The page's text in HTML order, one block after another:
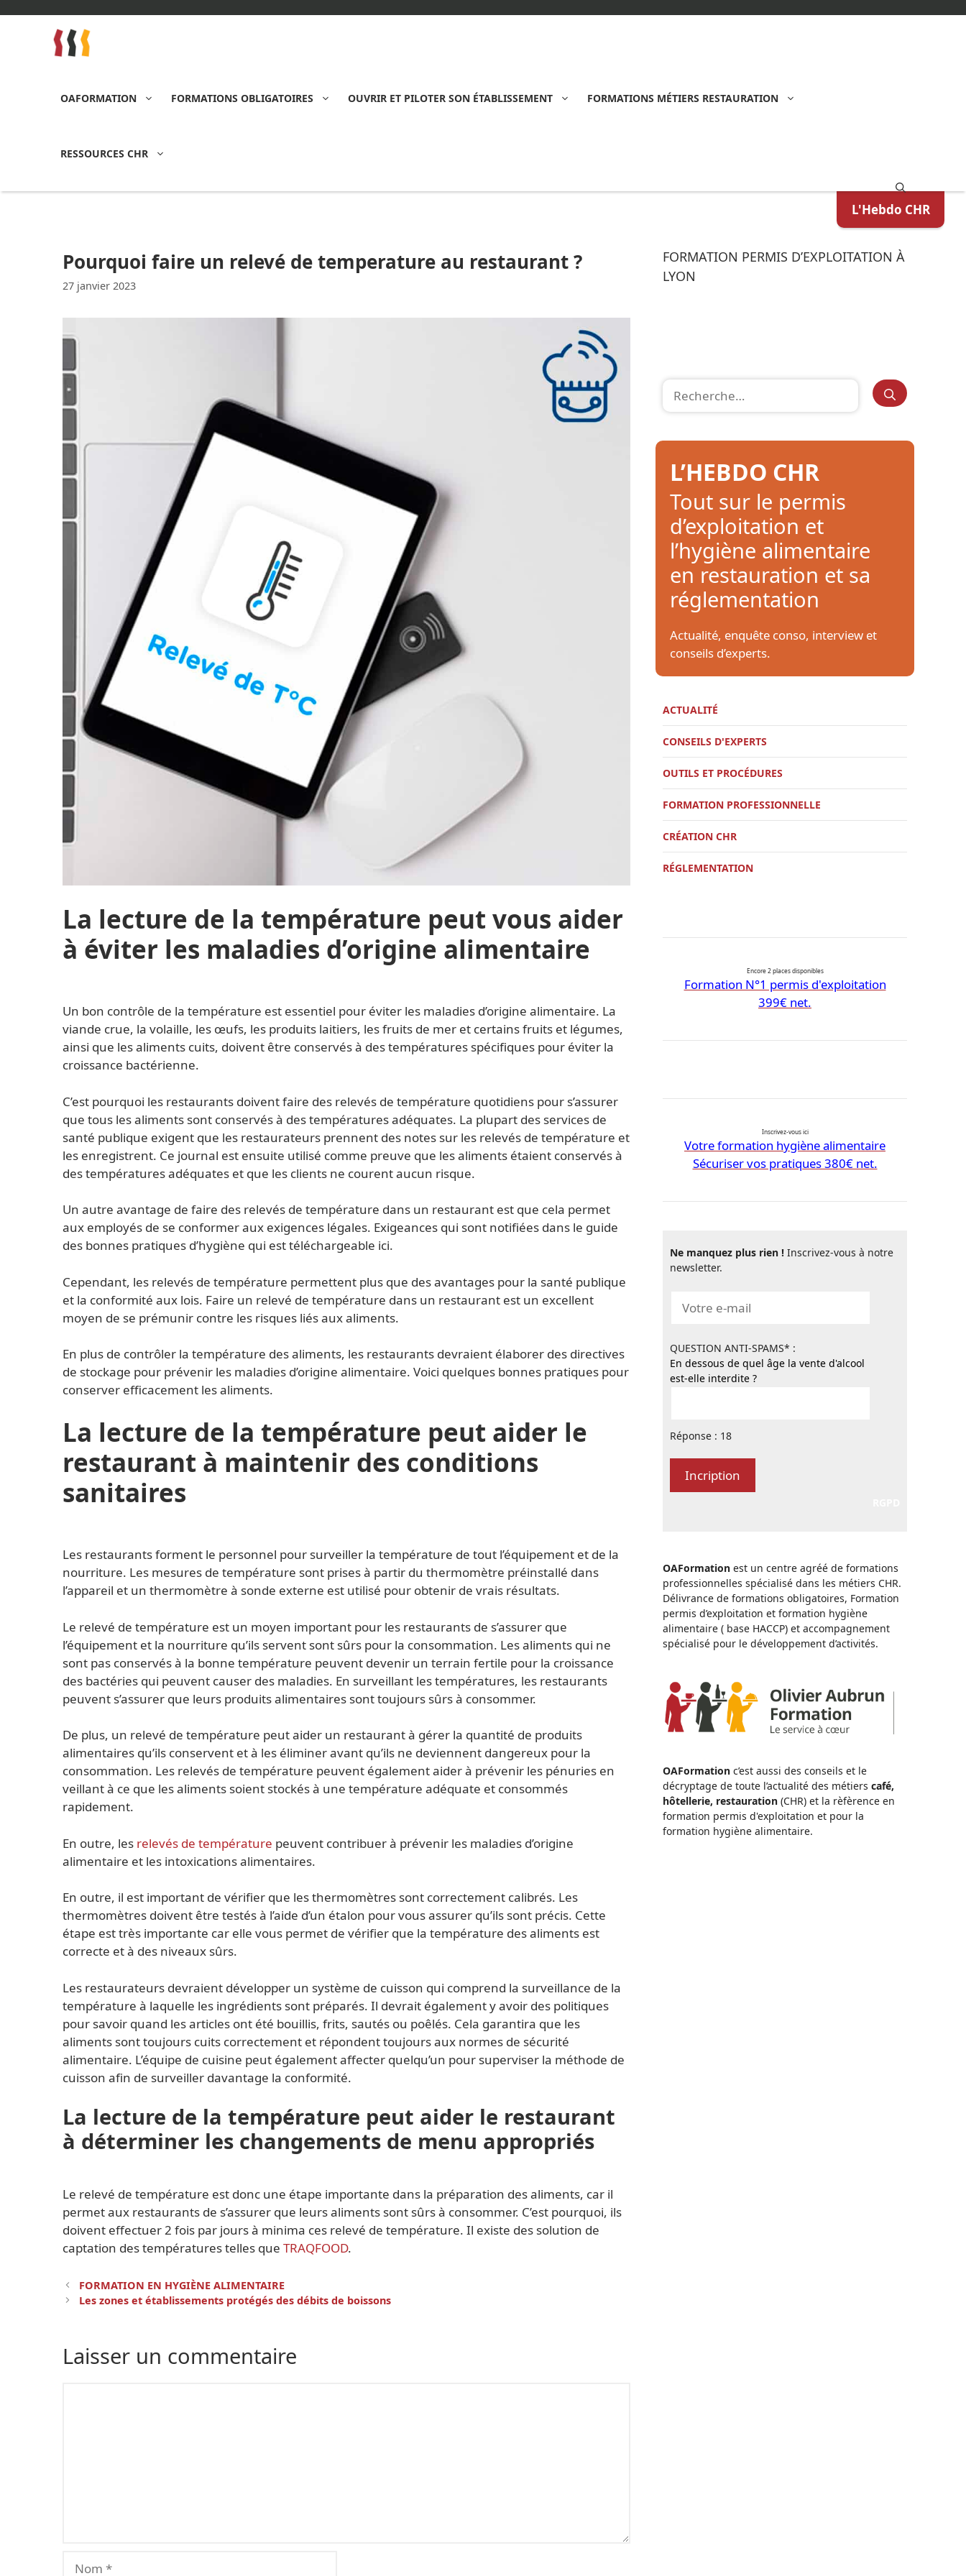
OAFORMATION FORMATIONS OBLIGATOIRES OUVRIR ET PILOTER SON ÉTABLISSEMENT FORMATIONS MÉTIERS RESTAURATION
RESSOURCES CHR
L'Hebdo CHR
Pourquoi faire un relevé de temperature au restaurant ?
27 janvier 2023
La lecture de la température peut vous aider
à éviter les maladies d’origine alimentaire
Un bon contrôle de la température est essentiel pour éviter les maladies d’origine alimentaire. La
viande crue, la volaille, les œufs, les produits laitiers, les fruits de mer et certains fruits et légumes,
ainsi que les aliments cuits, doivent être conservés à des températures spécifiques pour éviter la
croissance bactérienne.
C’est pourquoi les restaurants doivent faire des relevés de température quotidiens pour s’assurer
que tous les aliments sont conservés à des températures adéquates. La plupart des services de
santé publique exigent que les restaurateurs prennent des notes sur les relevés de température et
les enregistrent. Ce journal est ensuite utilisé comme preuve que les aliments étaient conservés à
des températures adéquates et que les clients ne courent aucun risque.
Un autre avantage de faire des relevés de température dans un restaurant est que cela permet
aux employés de se conformer aux exigences légales. Exigeances qui sont notifiées dans le guide
des bonnes pratiques d’hygiène qui est téléchargeable ici.
Cependant, les relevés de température permettent plus que des avantages pour la santé publique
et la conformité aux lois. Faire un relevé de température dans un restaurant est un excellent
moyen de se prémunir contre les risques liés aux aliments.
En plus de contrôler la température des aliments, les restaurants devraient élaborer des directives
de stockage pour prévenir les maladies d’origine alimentaire. Voici quelques bonnes pratiques pour
conserver efficacement les aliments.
La lecture de la température peut aider le
restaurant à maintenir des conditions
sanitaires
Les restaurants forment le personnel pour surveiller la température de tout l’équipement et de la
nourriture. Les mesures de température sont prises à partir du thermomètre préinstallé dans
l’appareil et un thermomètre à sonde externe est utilisé pour obtenir de vrais résultats.
Le relevé de température est un moyen important pour les restaurants de s’assurer que
l’équipement et la nourriture qu’ils servent sont sûrs pour la consommation. Les aliments qui ne
sont pas conservés à la bonne température peuvent devenir un terrain fertile pour la croissance
des bactéries qui peuvent causer des maladies. En surveillant les températures, les restaurants
peuvent s’assurer que leurs produits alimentaires sont toujours sûrs à consommer.
De plus, un relevé de température peut aider un restaurant à gérer la quantité de produits
alimentaires qu’ils conservent et à les éliminer avant qu’ils ne deviennent dangereux pour la
consommation. Les relevés de température peuvent également aider à prévenir les pénuries en
veillant à ce que les aliments soient stockés à une température adéquate et consommés
rapidement.
En outre, les relevés de température peuvent contribuer à prévenir les maladies d’origine
alimentaire et les intoxications alimentaires.
En outre, il est important de vérifier que les thermomètres sont correctement calibrés. Les
thermomètres doivent être testés à l’aide d’un étalon pour vous assurer qu’ils sont précis. Cette
étape est très importante car elle vous permet de vérifier que la température des aliments est
correcte et à des niveaux sûrs.
Les restaurateurs devraient développer un système de cuisson qui comprend la surveillance de la
température à laquelle les ingrédients sont préparés. Il devrait également y avoir des politiques
pour savoir quand les articles ont été bouillis, frits, sautés ou poêlés. Cela garantira que les
aliments sont toujours cuits correctement et répondent toujours aux normes de sécurité
alimentaire. L’équipe de cuisine peut également affecter quelqu’un pour superviser la méthode de
cuisson afin de surveiller davantage la conformité.
La lecture de la température peut aider le restaurant
à déterminer les changements de menu appropriés
Le relevé de température est donc une étape importante dans la préparation des aliments, car il
permet aux restaurants de s’assurer que leurs aliments sont sûrs à consommer. C’est pourquoi, ils
doivent effectuer 2 fois par jours à minima ces relevé de température. Il existe des solution de
captation des températures telles que TRAQFOOD.
Navigation
des
FORMATION EN HYGIÈNE ALIMENTAIRE
Les zones et établissements protégés des débits de boissons
Laisser un commentaire
FORMATION PERMIS D’EXPLOITATION À
LYON
L’HEBDO CHR
Tout sur le permis
d’exploitation et
l’hygiène alimentaire
en restauration et sa
réglementation
Actualité, enquête conso, interview et
conseils d’experts.
ACTUALITÉ
CONSEILS D'EXPERTS
OUTILS ET PROCÉDURES
FORMATION PROFESSIONNELLE
CRÉATION CHR
RÉGLEMENTATION
Encore 2 places disponibles
Formation N°1 permis d'exploitation
399€ net.
Inscrivez-vous ici
Votre formation hygiène alimentaire
Sécuriser vos pratiques 380€ net.
Ne manquez plus rien ! Inscrivez-vous à notre
newsletter.
QUESTION ANTI-SPAMS* :
En dessous de quel âge la vente d'alcool
est-elle interdite ?
Réponse : 18
OAFormation est un centre agréé de formations
professionnelles spécialisé dans les métiers CHR.
Délivrance de formations obligatoires, Formation
permis d’exploitation et formation hygiène
alimentaire ( base HACCP) et accompagnement
spécialisé pour le développement d’activités.
OAFormation c’est aussi des conseils et le
décryptage de toute l’actualité des métiers café,
hôtellerie, restauration (CHR) et la rèfèrence en
formation permis d'exploitation et pour la
formation hygiène alimentaire.